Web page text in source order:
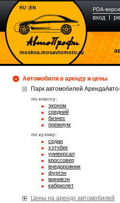
moskva.mosavtomoto.ru
PDA-
вход
RU EN
Автомобили в аренду и цены
Парк автомобилей
по классу:
эконом
средний
бизнес
премиум
по кузову:
седан
хэтчбек
универсал
кроссовер
внедорожник
фургон
минивэн
кабриолет
Цены на аренду автомобилей